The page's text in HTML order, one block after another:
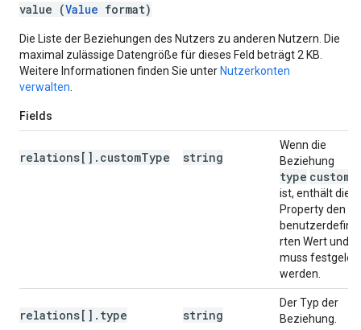
value (Value format)
Die Liste der Beziehungen des Nutzers zu anderen Nutzern. Die
maximal zulässige Datengröße für dieses Feld beträgt 2 KB.
Weitere Informationen finden Sie unter Nutzerkonten
verwalten
Fields
relations[].customType string
Wenn die
Beziehung
type custom
ist, enthält
Property den
benutzerdefinie
rten Wert und
muss
werden.
relations[].type string
Der Typ der
Beziehung.